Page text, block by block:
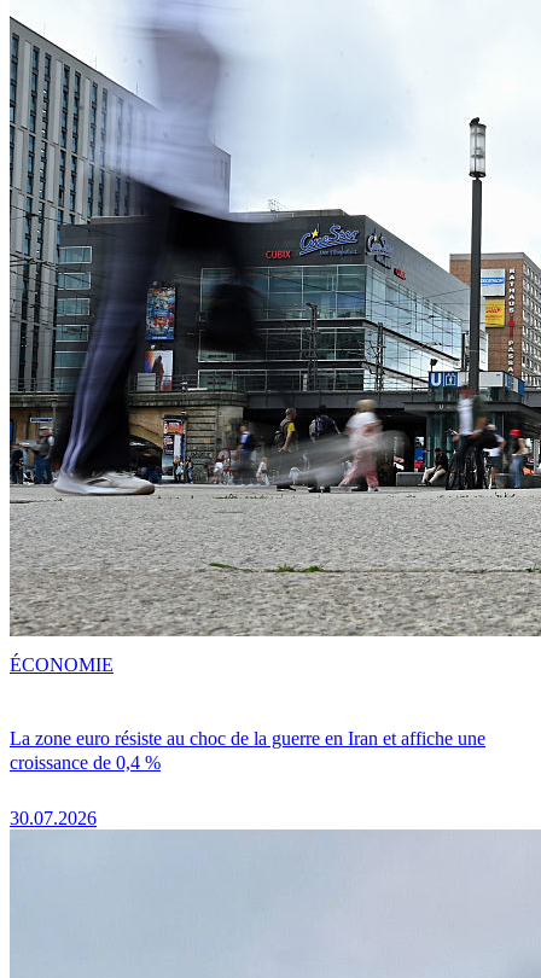
La zone euro résiste au choc de la guerre en Iran et affiche une
croissance de 0,4 %
30.07.2026
ÉCONOMIE